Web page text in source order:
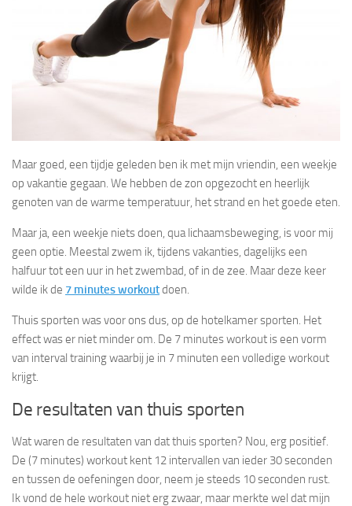
Maar goed, een tijdje geleden ben ik met mijn vriendin, een weekje
op vakantie gegaan. We hebben de zon opgezocht en heerlijk
genoten van de warme temperatuur, het strand en het goede eten.
Maar ja, een weekje niets doen, qua lichaamsbeweging, is voor mij
geen optie. Meestal zwem ik, tijdens vakanties, dagelijks een
halfuur tot een uur in het zwembad, of in de zee. Maar deze keer
wilde ik de 7 minutes workoutdoen.
Thuis sporten was voor ons dus, op de hotelkamer sporten. Het
effect was er niet minder om. De 7 minutes workout is een vorm
van interval trainingwaarbij je in 7 minuten een volledige workout
krijgt.
De resultaten van thuis sporten
Wat waren de resultaten van dat thuis sporten? Nou, erg positief.
De (7 minutes) workout kent 12 intervallen van ieder 30 seconden
en tussen de oefeningen door, neem je steeds 10 seconden rust.
Ik vond de hele workout niet erg zwaar, maar merkte wel dat mijn